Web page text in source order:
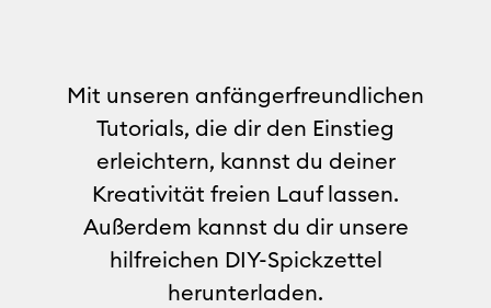
Mit unseren anfängerfreundlichen
Tutorials, die dir den Einstieg
erleichtern, kannst du deiner
Kreativität freien Lauf lassen.
Außerdem kannst du dir unsere
hilfreichen DIY-Spickzettel
herunterladen.